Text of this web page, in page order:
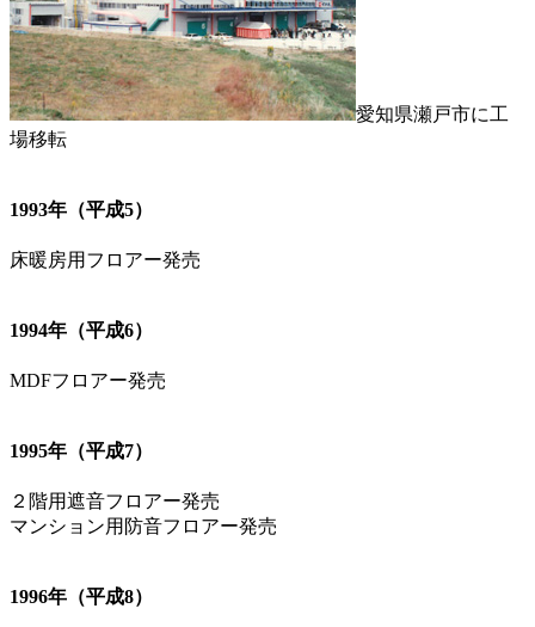
愛知県瀬戸市に工
場移転
1993年（平成5）
床暖房用フロアー発売
1994年（平成6）
MDFフロアー発売
1995年（平成7）
２階用遮音フロアー発売
マンション用防音フロアー発売
1996年（平成8）